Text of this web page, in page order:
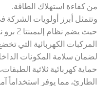
من كفاءة استهلاك الطاقة.
وتتمثل أبرز أولويات
حيث
المركبات الكهربائية التي
لضمان سلامة المكونات
حماية كهربائية ثلاثية
الطارئ، مما يوفر استخداماً